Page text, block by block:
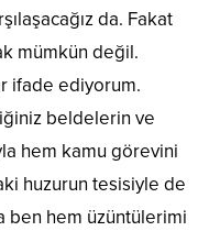
da. Fakat
mümkün değil.
ifade ediyorum.
beldelerin ve
hem kamu görevini
huzurun tesisiyle de
ben hem üzüntülerimi